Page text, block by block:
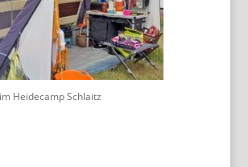
Heidecamp Schlaitz